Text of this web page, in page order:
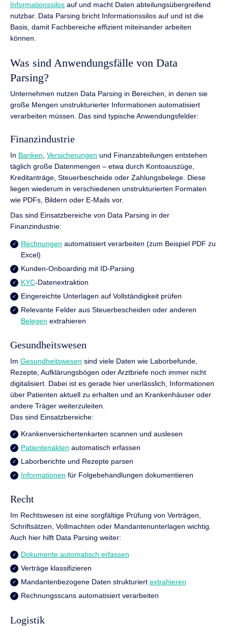
Informationssilos auf und macht Daten abteilungsübergreifend
nutzbar. Data Parsing bricht Informationssilos auf und ist die
Basis, damit Fachbereiche effizient miteinander arbeiten
können.
Was sind Anwendungsfälle von Data
Parsing?
Unternehmen nutzen Data Parsing in Bereichen, in denen sie
große Mengen unstrukturierter Informationen automatisiert
verarbeiten müssen. Das sind typische Anwendungsfelder:
Finanzindustrie
In Banken Versicherungen und Finanzabteilungen entstehen
täglich große Datenmengen – etwa durch Kontoauszüge,
Kreditanträge, Steuerbescheide oder Zahlungsbelege. Diese
liegen wiederum in verschiedenen unstrukturierten Formaten
wie PDFs, Bildern oder E-Mails vor.
Das sind Einsatzbereiche von Data Parsing in der
Finanzindustrie:
Rechnungen automatisiert verarbeiten (zum Beispiel PDF zu
Excel)
Kunden-Onboarding mit ID-Parsing
KYC-Datenextraktion
Eingereichte Unterlagen auf Vollständigkeit prüfen
Relevante Felder aus Steuerbescheiden oder anderen
Belegen extrahieren
Gesundheitswesen
Im Gesundheitswesen sind viele Daten wie Laborbefunde,
Rezepte, Aufklärungsbögen oder Arztbriefe noch immer nicht
digitalisiert. Dabei ist es gerade hier unerlässlich, Informationen
über Patienten aktuell zu erhalten und an Krankenhäuser oder
andere Träger weiterzuleiten.
Das sind Einsatzbereiche:
Krankenversichertenkarten scannen und auslesen
Patientenakten automatisch erfassen
Laborberichte und Rezepte parsen
Informationen für Folgebehandlungen dokumentieren
Recht
Im Rechtswesen ist eine sorgfältige Prüfung von Verträgen,
Schriftsätzen, Vollmachten oder Mandantenunterlagen wichtig.
Auch hier hilft Data Parsing weiter:
Dokumente automatisch erfassen
Verträge klassifizieren
Mandantenbezogene Daten strukturiert extrahieren
Rechnungsscans automatisiert verarbeiten
Logistik